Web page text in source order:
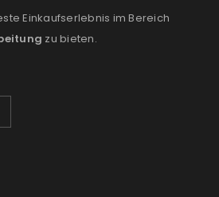
eines neuen Passworts wird an
Einkaufserlebnis im Bereich
zu bieten.